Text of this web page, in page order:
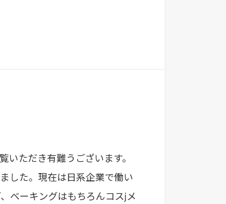
ただき有難うございます。
した。現在は日系企業で働い
ベーキングはもちろんコスjメ